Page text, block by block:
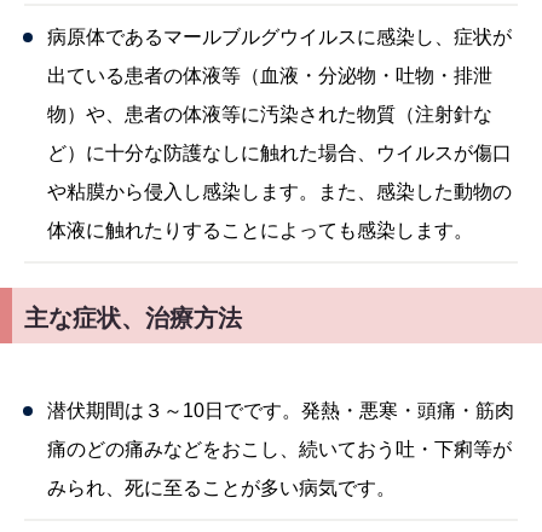
病原体であるマールブルグウイルスに感染し、症状が
出ている患者の体液等（血液・分泌物・吐物・排泄
物）や、患者の体液等に汚染された物質（注射針な
ど）に十分な防護なしに触れた場合、ウイルスが傷口
や粘膜から侵入し感染します。また、感染した動物の
体液に触れたりすることによっても感染します。
主な症状、治療方法
潜伏期間は３～10日でです。発熱・悪寒・頭痛・筋肉
痛のどの痛みなどをおこし、続いておう吐・下痢等が
みられ、死に至ることが多い病気です。